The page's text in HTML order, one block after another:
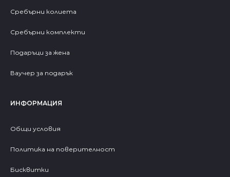
Сребърни колиета
Сребърни комплекти
Подаръци за жена
Ваучер за подарък
ИНФОРМАЦИЯ
Общи условия
Политика на поверителност
Бисквитки